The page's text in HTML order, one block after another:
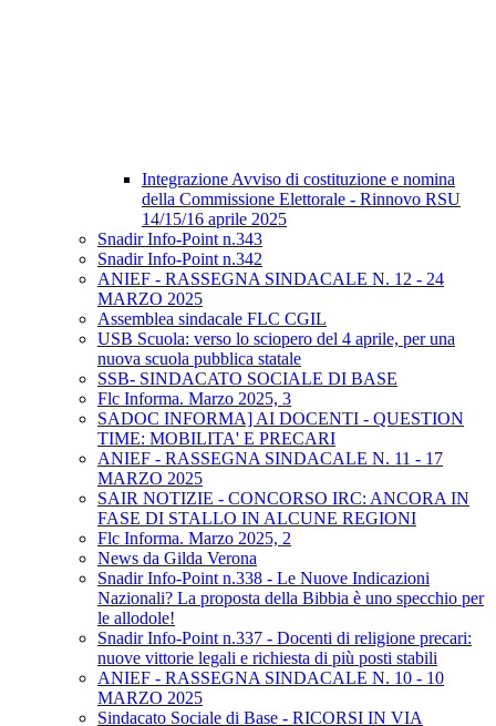
Integrazione Avviso di costituzione e nomina
della Commissione Elettorale - Rinnovo RSU
14/15/16 aprile 2025
Snadir Info-Point n.343
Snadir Info-Point n.342
ANIEF - RASSEGNA SINDACALE N. 12 - 24
MARZO 2025
Assemblea sindacale FLC CGIL
USB Scuola: verso lo sciopero del 4 aprile, per una
nuova scuola pubblica statale
SSB- SINDACATO SOCIALE DI BASE
Flc Informa. Marzo 2025, 3
SADOC INFORMA] AI DOCENTI - QUESTION
TIME: MOBILITA' E PRECARI
ANIEF - RASSEGNA SINDACALE N. 11 - 17
MARZO 2025
SAIR NOTIZIE - CONCORSO IRC: ANCORA IN
FASE DI STALLO IN ALCUNE REGIONI
Flc Informa. Marzo 2025, 2
News da Gilda Verona
Snadir Info-Point n.338 - Le Nuove Indicazioni
Nazionali? La proposta della Bibbia è uno specchio per
le allodole!
Snadir Info-Point n.337 - Docenti di religione precari:
nuove vittorie legali e richiesta di più posti stabili
ANIEF - RASSEGNA SINDACALE N. 10 - 10
MARZO 2025
Sindacato Sociale di Base - RICORSI IN VIA